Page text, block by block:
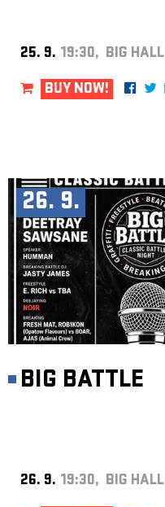
25. 9. 19:30, BIG HALL
BUY NOW!
26. 9.
BIG BATTLE
26. 9. 19:30, BIG HALL